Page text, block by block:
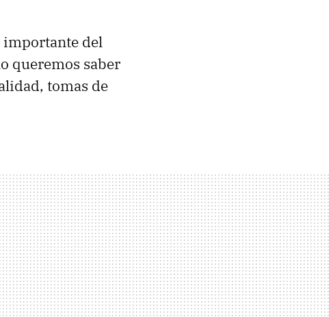
importante del
queremos saber
tomas de